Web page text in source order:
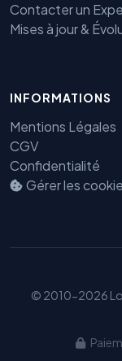
Contacter un
Mises à jour &
INFORMATIONS
Mentions Légales
CGV
Confidentialité
Gérer les
© 2010-2026